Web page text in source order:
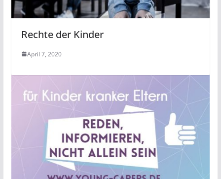
Rechte der Kinder
April 7, 2020